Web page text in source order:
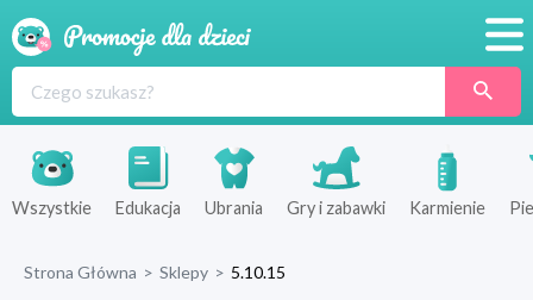
Produkty
Sklepy
Wszystkie Edukacja Ubrania Gry i zabawki Karmienie
Strona Główna > Sklepy > 5.10.15